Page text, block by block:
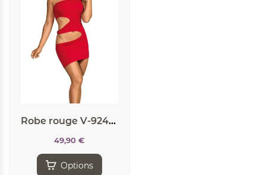
Robe rouge V-9249 – Axami
49,90 €
Options